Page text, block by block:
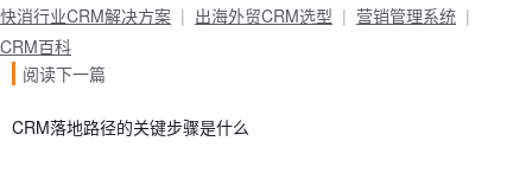
快消行业CRM解决方案
出海外贸CRM选型
营销管理系统
CRM百科
阅读下一篇
CRM落地路径的关键步骤是什么